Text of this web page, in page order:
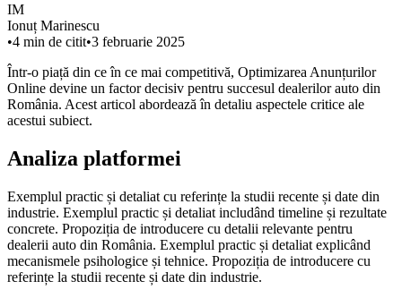
IM
Ionuț Marinescu
•4 min de citit•3 februarie 2025
Într-o piață din ce în ce mai competitivă, Optimizarea Anunțurilor
Online devine un factor decisiv pentru succesul dealerilor auto din
România. Acest articol abordează în detaliu aspectele critice ale
acestui subiect.
Analiza platformei
Exemplul practic și detaliat cu referințe la studii recente și date din
industrie. Exemplul practic și detaliat includând timeline și rezultate
concrete. Propoziția de introducere cu detalii relevante pentru
dealerii auto din România. Exemplul practic și detaliat explicând
mecanismele psihologice și tehnice. Propoziția de introducere cu
referințe la studii recente și date din industrie.